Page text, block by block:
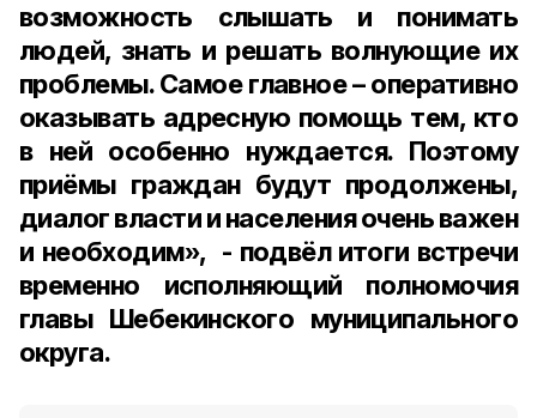
возможность слышать и понимать
людей, знать и решать волнующие их
проблемы. Самое главное – оперативно
оказывать адресную помощь тем, кто
в ней особенно нуждается. Поэтому
приёмы граждан будут продолжены,
диалог власти и населения очень важен
и необходим», - подвёл итоги встречи
временно исполняющий полномочия
главы Шебекинского муниципального
округа.